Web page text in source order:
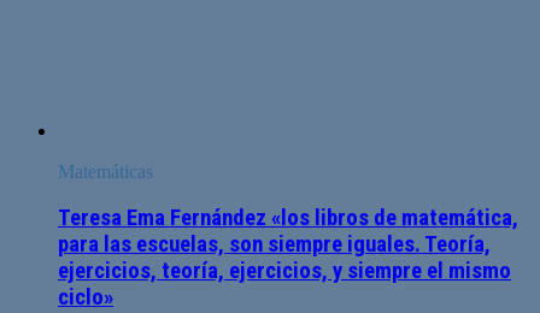
Matemáticas
Teresa Ema Fernández «los libros de matemática,
para las escuelas, son siempre iguales. Teoría,
ejercicios, teoría, ejercicios, y siempre el mismo
ciclo»